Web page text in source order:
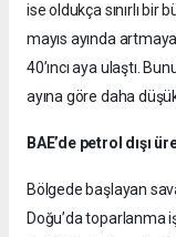
ise oldukça sınırlı bir
mayıs ayında
40’ıncı aya ulaştı.
ayına göre daha
BAE’de petrol dışı
Bölgede başlayan
Doğu’da toparlanma